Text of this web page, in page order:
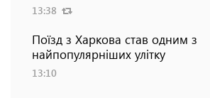
13:38
Поїзд з Харкова став одним з
найпопулярніших улітку
13:10